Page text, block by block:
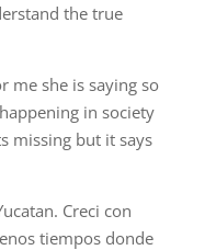
the true
me she is saying so
in society
missing but it says
Creci con
tiempos donde